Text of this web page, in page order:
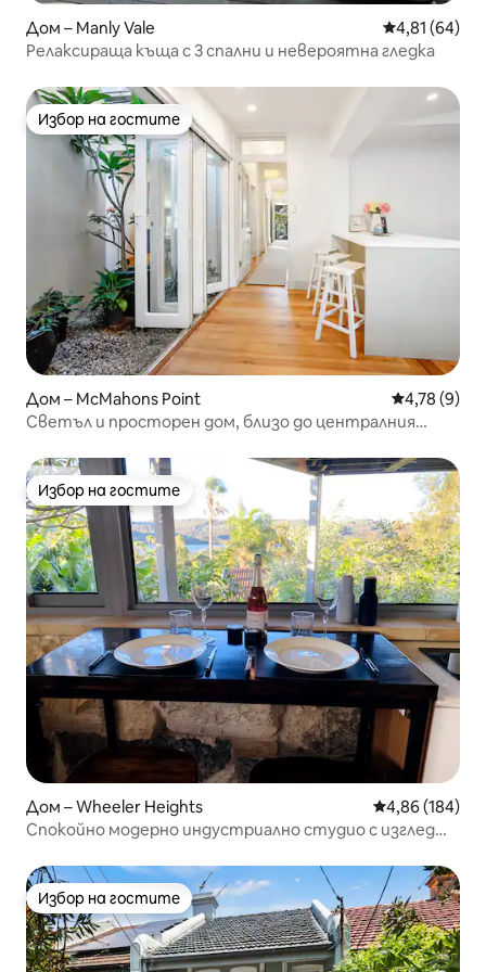
Дом – Manly Vale Средна
4,81 (64)
Релаксираща къща с 3 спални и невероятна гледка
Избор на гостите
Избор на гостите
Дом – McMahons Point Средна
4,78 (9)
Светъл и просторен дом, близо до централния
Избор на гостите
Избор на гостите
Дом – Wheeler Heights Средна
4,86 (184)
Спокойно модерно индустриално студио с изглед
Избор на гостите
Избор на гостите